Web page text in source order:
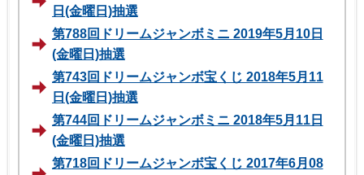
日(金曜日)抽選
第788回ドリームジャンボミニ 2019年5月10日
(金曜日)抽選
第743回ドリームジャンボ宝くじ 2018年5月11
日(金曜日)抽選
第744回ドリームジャンボミニ 2018年5月11日
(金曜日)抽選
第718回ドリームジャンボ宝くじ 2017年6月08